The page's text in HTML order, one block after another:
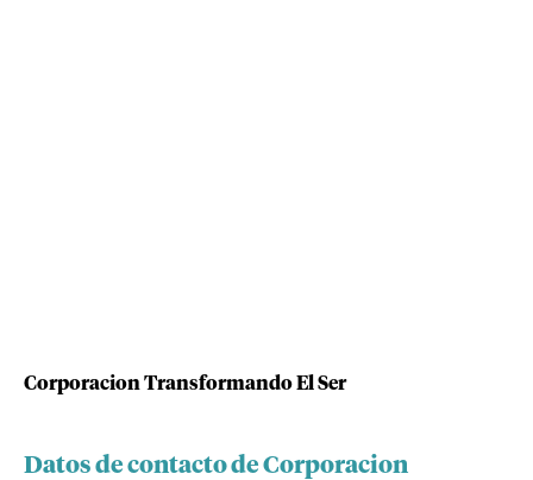
Corporacion Transformando El Ser
Datos de contacto de Corporacion